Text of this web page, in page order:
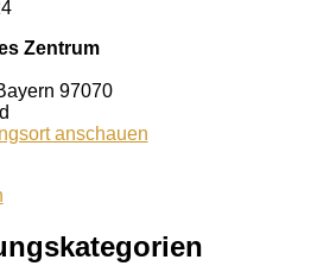
Zentrum
97070
anschauen